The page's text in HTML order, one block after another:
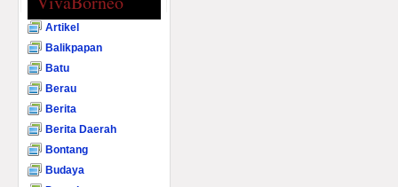
Artikel
Balikpapan
Batu
Berau
Berita
Berita Daerah
Bontang
Budaya